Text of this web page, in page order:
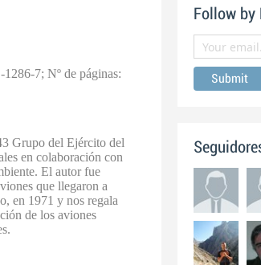
1286-7; Nº de páginas:
Grupo del Ejército del
en colaboración con
El autor fue
que llegaron a
en 1971 y nos regala
de los aviones
Follow by